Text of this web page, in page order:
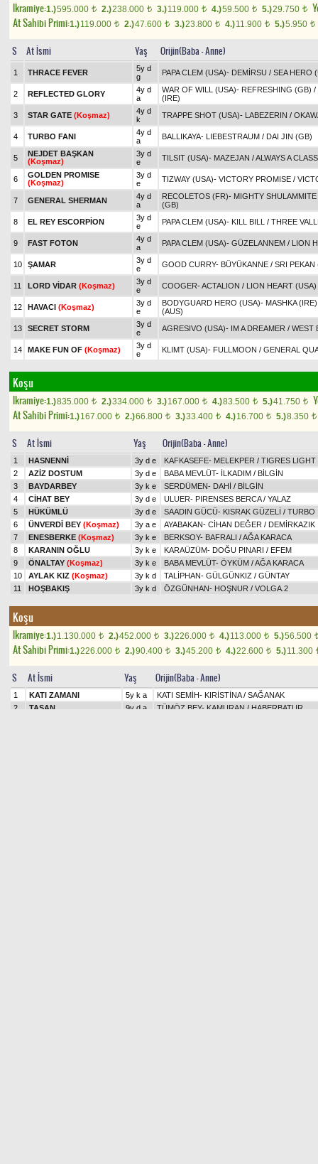
Ikramiye:1.)595.000 t 2.)238.000 t 3.)119.000 t 4.)59.500 t 5.)29.750 t
At Sahibi Primi:1.)119.000 t 2.)47.600 t 3.)23.800 t 4.)11.900 t 5.)5.950 t
S At İsmi Yaş Orijin(Baba - Anne)
1 THRACE FEVER
5y d
g
PAPA CLEM (USA)- DEMİRSU / SEA HERO
2 REFLECTED GLORY
4y d
a
WAR OF WILL (USA)- REFRESHING (GB) /
(IRE)
3
STAR GATE (Koşmaz)
4y d
k
TRAPPE SHOT (USA)- LABEZERIN /
4 TURBO FANI
4y d
a
BALLIKAYA- LIEBESTRAUM / DAI JIN (GB)
5
NEJDET BAŞKAN
(Koşmaz)
3y d
e
TILSIT (USA)- MAZEJAN /ALWAYS A
6
GOLDEN PROMISE
(Koşmaz)
3y d
e
TIZWAY (USA)- VICTORY PROMISE /
7 GENERAL SHERMAN
4y d
a
RECOLETOS (FR)- MIGHTY
(GB)
8
EL REY ESCORPİON
3y d
e
PAPA CLEM (USA)- KILL BILL / THREE
9 FAST FOTON
4y d
a
PAPA CLEM (USA)- GÜZELANNEM / LION
10 ŞAMAR
3y d
e
GOOD CURRY- BÜYÜKANNE / SRI PEKAN
11 LORD VİDAR (Koşmaz)
3y d
e
COOGER-ACTALION / LION HEART (USA)
12 HAVACI (Koşmaz)
3y d
e
BODYGUARD HERO (USA)- MASHKA (IRE)
(AUS)
13
SECRET STORM
3y d
e
AGRESIVO (USA)- IM A DREAMER / WEST
14 MAKE FUN OF (Koşmaz)
3y d
e
KLIMT (USA)- FULLMOON / GENERAL
Koşu
Ikramiye:1.)835.000 t 2.)334.000 t 3.)167.000 t 4.)83.500 t 5.)41.750 t
At Sahibi Primi:1.)167.000 t 2.)66.800 t 3.)33.400 t 4.)16.700 t 5.)8.350 t
S At İsmi Yaş Orijin(Baba - Anne)
1 HASNENNİ 3y d e KAFKASEFE- MELEKPER / TIGRES LIGHT
2
AZİZ DOSTUM 3y d e BABA MEVLÜT- İLKADIM / BİLGİN
3
BAYDARBEY 3y k e SERDÜMEN- DAHİ / BİLGİN
4
CİHAT BEY 3y d e ULUER- PIRENSES BERCA/ YALAZ
5
HÜKÜMLÜ 3y d e SAADIN GÜCÜ- KISRAK GÜZELİ / TURBO
6
ÜNVERDİ BEY (Koşmaz) 3y a e AYABAKAN- CİHAN DEĞER / DEMİRKAZIK
7
ENESBERKE (Koşmaz) 3y k e BERKSOY- BAFRALI /AĞA KARACA
8
KARANIN OĞLU 3y k e KARAÜZÜM- DOĞU PINARI / EFEM
9
ÖNALTAY (Koşmaz) 3y k e BABA MEVLÜT- ÖYKÜM /AĞA KARACA
10
AYLAK KIZ (Koşmaz) 3y k d TALİPHAN- GÜLGÜNKIZ / GÜNTAY
11
HOŞBAKIŞ 3y k d ÖZGÜNHAN- HOŞNUR / VOLGA.2
Koşu
Ikramiye:1.)1.130.000 t 2.)452.000 t 3.)226.000 t 4.)113.000 t 5.)56.500
At Sahibi Primi:1.)226.000 t 2.)90.400 t 3.)45.200 t 4.)22.600 t 5.)11.300
S At İsmi Yaş Orijin(Baba - Anne)
1 KATI ZAMANI 5y k a KATI SEMİH- KIRİSTİNA/ SAĞANAK
2
TAŞAN 9y d a TÜMÖZ BEY- KAMURAN / HABERBATUR